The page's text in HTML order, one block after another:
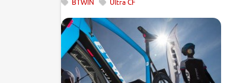
BTWIN
Ultra CF